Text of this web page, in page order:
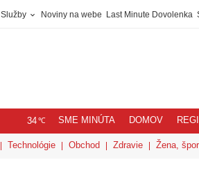
Služby Noviny na webe Last Minute Dovolenka
34℃ SME MINÚTA DOMOV
Technológie Obchod Zdravie Žena,